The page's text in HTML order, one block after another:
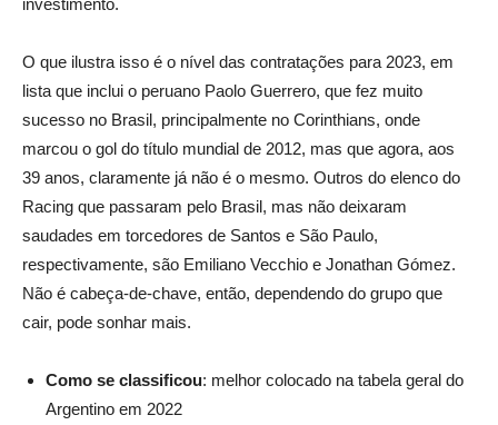
O que ilustra isso é o nível das contratações para 2023, em
lista que inclui o peruano Paolo Guerrero, que fez muito
sucesso no Brasil, principalmente no Corinthians, onde
marcou o gol do título mundial de 2012, mas que agora, aos
39 anos, claramente já não é o mesmo. Outros do elenco do
Racing que passaram pelo Brasil, mas não deixaram
saudades em torcedores de Santos e São Paulo,
respectivamente, são Emiliano Vecchio e Jonathan Gómez.
Não é cabeça-de-chave, então, dependendo do grupo que
cair, pode sonhar mais.
Como se classificou: melhor colocado na tabela geral do
Argentino em 2022